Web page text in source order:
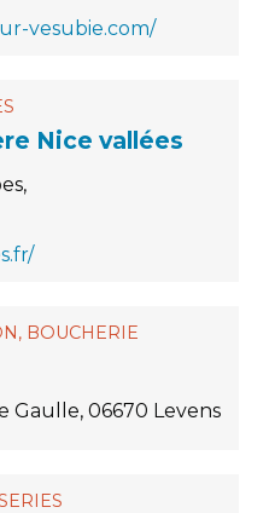
vesubie.com/
Nice vallées
BOUCHERIE
Gaulle, 06670 Levens